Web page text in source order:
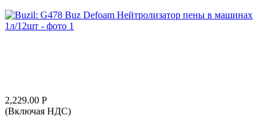
2,229.00 Р
(Включая НДС)